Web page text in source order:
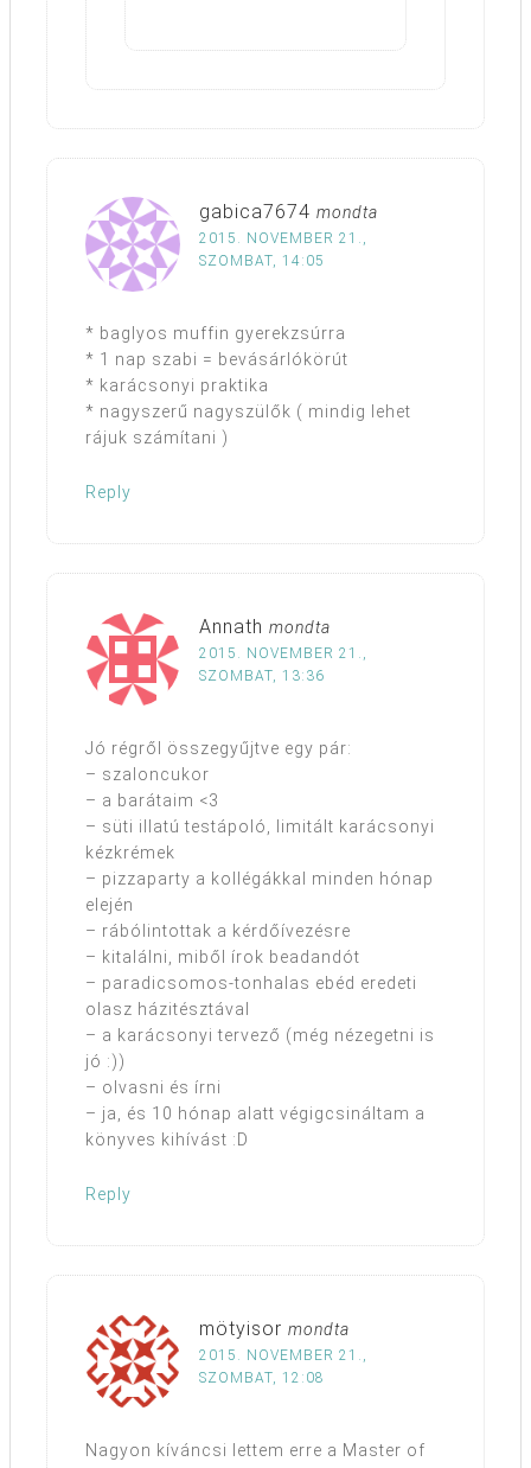
gabica7674 mondta
2015. NOVEMBER 21.,
SZOMBAT, 14:05
* baglyos muffin gyerekzsúrra
* 1 nap szabi = bevásárlókörút
* karácsonyi praktika
* nagyszerű nagyszülők ( mindig lehet
rájuk számítani )
Reply
Annath mondta
2015. NOVEMBER 21.,
SZOMBAT, 13:36
Jó régről összegyűjtve egy pár:
– szaloncukor
– a barátaim <3
– süti illatú testápoló, limitált karácsonyi
kézkrémek
– pizzaparty a kollégákkal minden hónap
elején
– rábólintottak a kérdőívezésre
– kitalálni, miből írok beadandót
– paradicsomos-tonhalas ebéd eredeti
olasz házitésztával
– a karácsonyi tervező (még nézegetni is
jó :))
– olvasni és írni
– ja, és 10 hónap alatt végigcsináltam a
könyves kihívást :D
Reply
mötyisor mondta
2015. NOVEMBER 21.,
SZOMBAT, 12:08
Nagyon kíváncsi lettem erre a Master of